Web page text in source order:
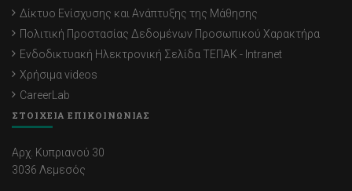
Δίκτυο Ενίσχυσης και Ανάπτυξης της Μάθησης
Πολιτική Προστασίας Δεδομένων Προσωπικού Χαρακτήρα
Ενδοδικτυακή Ηλεκτρονική Σελίδα ΤΕΠΑΚ - Intranet
Χρήσιμα videos
CareerLab
ΣΤΟΙΧΕΙΑ ΕΠΙΚΟΙΝΩΝΙΑΣ
Αρχ. Κυπριανού 30
3036 Λεμεσός